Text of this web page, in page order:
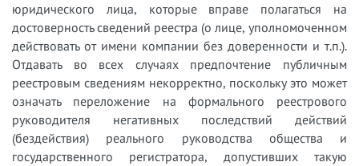
юридического лица, которые вправе полагаться на
достоверность сведений реестра (о лице, уполномоченном
действовать от имени компании без доверенности и т.п.).
Отдавать во всех случаях предпочтение публичным
реестровым сведениям некорректно, поскольку это может
означать переложение на формального реестрового
руководителя негативных последствий действий
(бездействия) реального руководства общества и
государственного регистратора, допустивших такую